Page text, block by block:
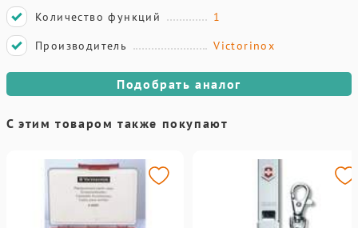
Количество функций
1
Производитель
Victorinox
Подобрать аналог
С этим товаром также покупают